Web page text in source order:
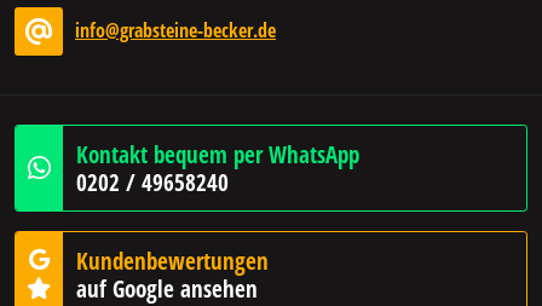
info@grabsteine-becker.de
Kontakt bequem per WhatsApp
0202 / 49658240
Kundenbewertungen
auf Google ansehen